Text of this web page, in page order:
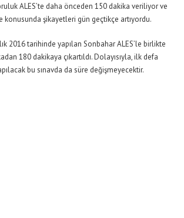
ALES’te daha önceden 150 dakika veriliyor ve
konusunda şikayetleri gün geçtikçe artıyordu.
2016 tarihinde yapılan Sonbahar ALES’le birlikte
180 dakikaya çıkartıldı. Dolayısıyla, ilk defa
bu sınavda da süre değişmeyecektir.